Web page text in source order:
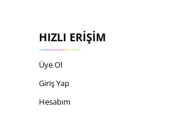
HIZLI ERIŞIM
Üye Ol
Giriş Yap
Hesabım